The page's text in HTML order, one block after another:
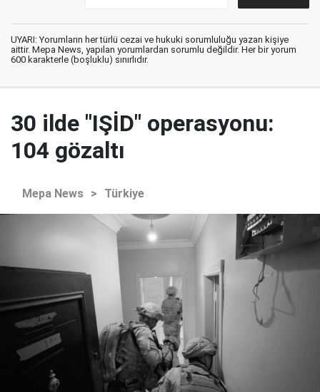
UYARI: Yorumların her türlü cezai ve hukuki sorumluluğu yazan kişiye
aittir. Mepa News, yapılan yorumlardan sorumlu değildir. Her bir yorum
600 karakterle (boşluklu) sınırlıdır.
30 ilde "IŞİD" operasyonu:
104 gözaltı
Mepa News > Türkiye